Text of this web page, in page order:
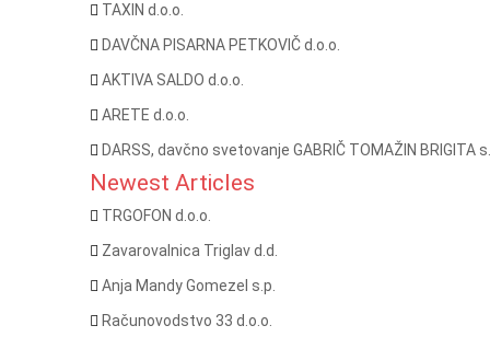
TAXIN d.o.o.
DAVČNA PISARNA PETKOVIČ d.o.o.
AKTIVA SALDO d.o.o.
ARETE d.o.o.
DARSS, davčno svetovanje GABRIČ TOMAŽIN BRIGITA
Newest Articles
TRGOFON d.o.o.
Zavarovalnica Triglav d.d.
Anja Mandy Gomezel s.p.
Računovodstvo 33 d.o.o.